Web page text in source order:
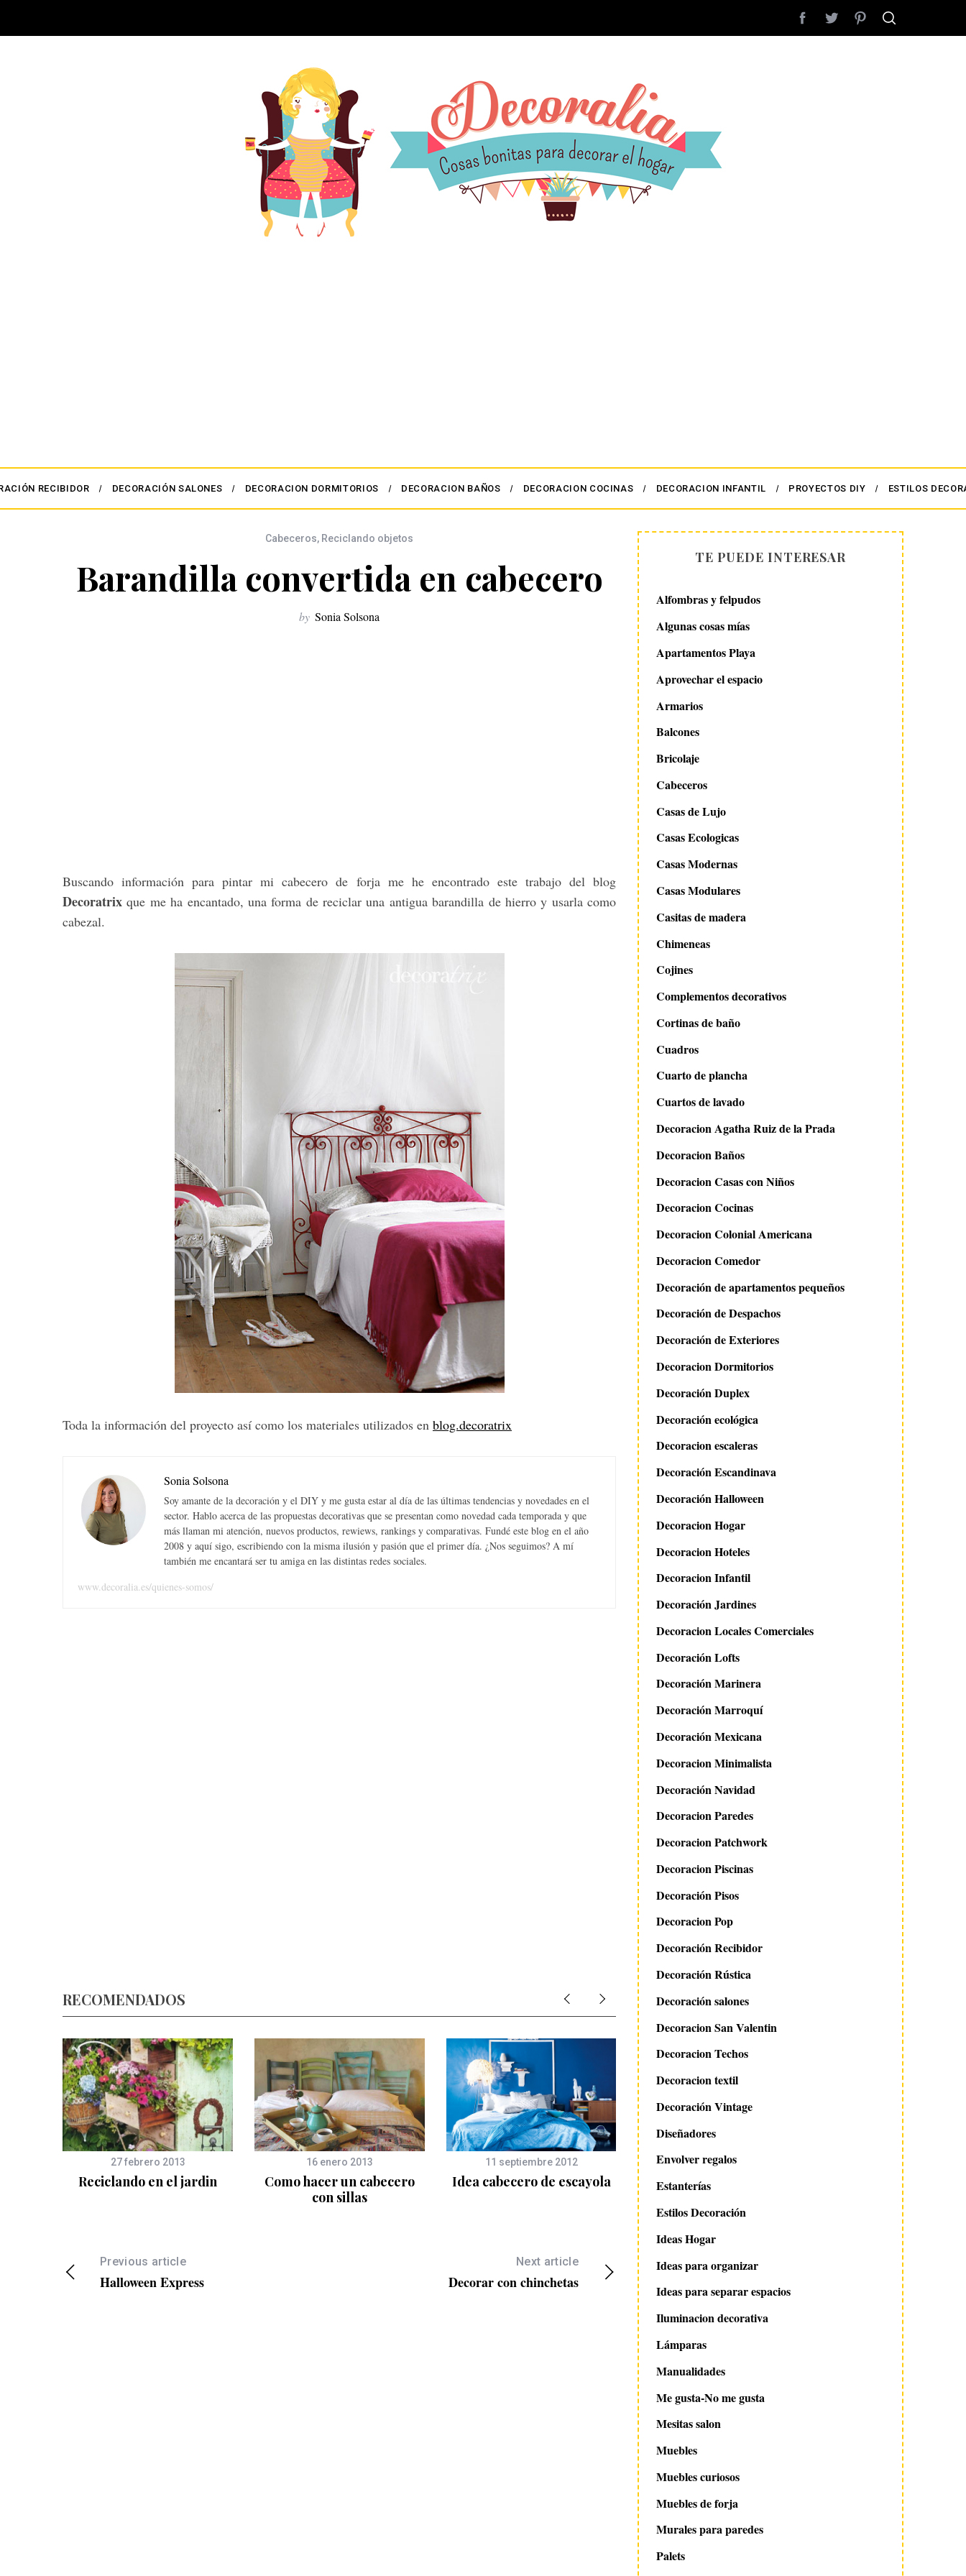
RECIBIDOR DECORACIÓN SALONES DECORACION DORMITORIOS DECORACION BAÑOS DECORACION COCINAS DECORACION INFANTIL PROYECTOS DIY ESTILOS
Cabeceros, Reciclando objetos
Barandilla convertida en cabecero
by Sonia Solsona
Buscando información para pintar mi cabecero de forja me he encontrado este trabajo del blog
Decoratrix que me ha encantado, una forma de reciclar una antigua barandilla de hierro y usarla como
cabezal.
Toda la información del proyecto así como los materiales utilizados en blog.decoratrix
Sonia Solsona
Soy amante de la decoración y el DIY y me gusta estar al día de las últimas tendencias y novedades en el
sector. Hablo acerca de las propuestas decorativas que se presentan como novedad cada temporada y que
más llaman mi atención, nuevos productos, rewiews, rankings y comparativas. Fundé este blog en el año
2008 y aquí sigo, escribiendo con la misma ilusión y pasión que el primer día. ¿Nos seguimos? A mí
también me encantará ser tu amiga en las distintas redes sociales.
www.decoralia.es/quienes-somos/
RECOMENDADOS
27 febrero 2013
Reciclando en el jardin
16 enero 2013
Como hacer un cabecero
con sillas
11 septiembre 2012
Idea cabecero de escayola
28 septiembre 2023
Reciclando objetos:
5 agosto 2013
Cabeceros
madera
Previous article
Halloween Express
Next article
Decorar con chinchetas
TE PUEDE INTERESAR
Alfombras y felpudos
Algunas cosas mías
Apartamentos Playa
Aprovechar el espacio
Armarios
Balcones
Bricolaje
Cabeceros
Casas de Lujo
Casas Ecologicas
Casas Modernas
Casas Modulares
Casitas de madera
Chimeneas
Cojines
Complementos decorativos
Cortinas de baño
Cuadros
Cuarto de plancha
Cuartos de lavado
Decoracion Agatha Ruiz de la Prada
Decoracion Baños
Decoracion Casas con Niños
Decoracion Cocinas
Decoracion Colonial Americana
Decoracion Comedor
Decoración de apartamentos pequeños
Decoración de Despachos
Decoración de Exteriores
Decoracion Dormitorios
Decoración Duplex
Decoración ecológica
Decoracion escaleras
Decoración Escandinava
Decoración Halloween
Decoracion Hogar
Decoracion Hoteles
Decoracion Infantil
Decoración Jardines
Decoracion Locales Comerciales
Decoración Lofts
Decoración Marinera
Decoración Marroquí
Decoración Mexicana
Decoracion Minimalista
Decoración Navidad
Decoracion Paredes
Decoracion Patchwork
Decoracion Piscinas
Decoración Pisos
Decoracion Pop
Decoración Recibidor
Decoración Rústica
Decoración salones
Decoracion San Valentin
Decoracion Techos
Decoracion textil
Decoración Vintage
Diseñadores
Envolver regalos
Estanterías
Estilos Decoración
Ideas Hogar
Ideas para organizar
Ideas para separar espacios
Iluminacion decorativa
Lámparas
Manualidades
Me gusta-No me gusta
Mesitas salon
Muebles
Muebles curiosos
Muebles de forja
Murales para paredes
Palets
c